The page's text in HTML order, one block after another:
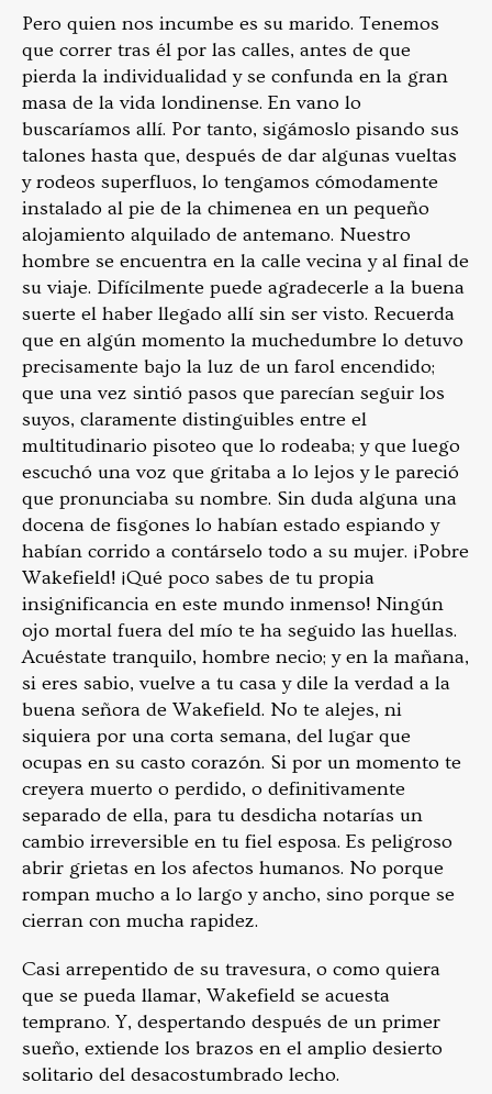
Pero quien nos incumbe es su marido. Tenemos
que correr tras él por las calles, antes de que
pierda la individualidad y se confunda en la gran
masa de la vida londinense. En vano lo
buscaríamos allí. Por tanto, sigámoslo pisando sus
talones hasta que, después de dar algunas vueltas
y rodeos superfluos, lo tengamos cómodamente
instalado al pie de la chimenea en un pequeño
alojamiento alquilado de antemano. Nuestro
hombre se encuentra en la calle vecina y al final de
su viaje. Difícilmente puede agradecerle a la buena
suerte el haber llegado allí sin ser visto. Recuerda
que en algún momento la muchedumbre lo detuvo
precisamente bajo la luz de un farol encendido;
que una vez sintió pasos que parecían seguir los
suyos, claramente distinguibles entre el
multitudinario pisoteo que lo rodeaba; y que luego
escuchó una voz que gritaba a lo lejos y le pareció
que pronunciaba su nombre. Sin duda alguna una
docena de fisgones lo habían estado espiando y
habían corrido a contárselo todo a su mujer. ¡Pobre
Wakefield! ¡Qué poco sabes de tu propia
insignificancia en este mundo inmenso! Ningún
ojo mortal fuera del mío te ha seguido las huellas.
Acuéstate tranquilo, hombre necio; y en la mañana,
si eres sabio, vuelve a tu casa y dile la verdad a la
buena señora de Wakefield. No te alejes, ni
siquiera por una corta semana, del lugar que
ocupas en su casto corazón. Si por un momento te
creyera muerto o perdido, o definitivamente
separado de ella, para tu desdicha notarías un
cambio irreversible en tu fiel esposa. Es peligroso
abrir grietas en los afectos humanos. No porque
rompan mucho a lo largo y ancho, sino porque se
cierran con mucha rapidez.
Casi arrepentido de su travesura, o como quiera
que se pueda llamar, Wakefield se acuesta
temprano. Y, despertando después de un primer
sueño, extiende los brazos en el amplio desierto
solitario del desacostumbrado lecho.